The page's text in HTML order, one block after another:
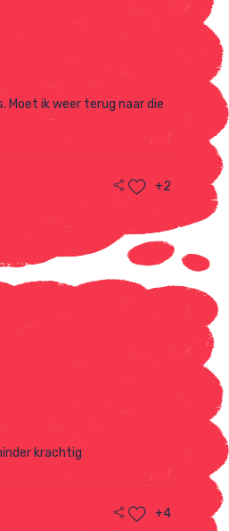
Moet ik weer terug naar die
+2
krachtig
+4